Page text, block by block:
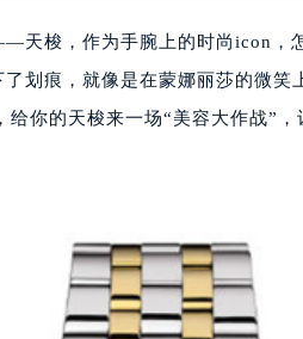
天梭，作为手腕上的时尚icon，
划痕，就像是在蒙娜丽莎的微笑
你的天梭来一场“美容大作战”，